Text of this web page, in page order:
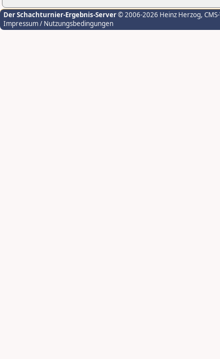
Der Schachturnier-Ergebnis-Server© 2006-2026 Heinz Herzog,
Impressum / Nutzungsbedingungen